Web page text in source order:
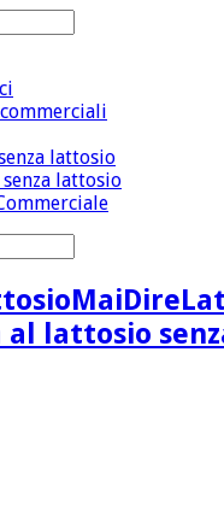
lattosio
lattosio
lattosio